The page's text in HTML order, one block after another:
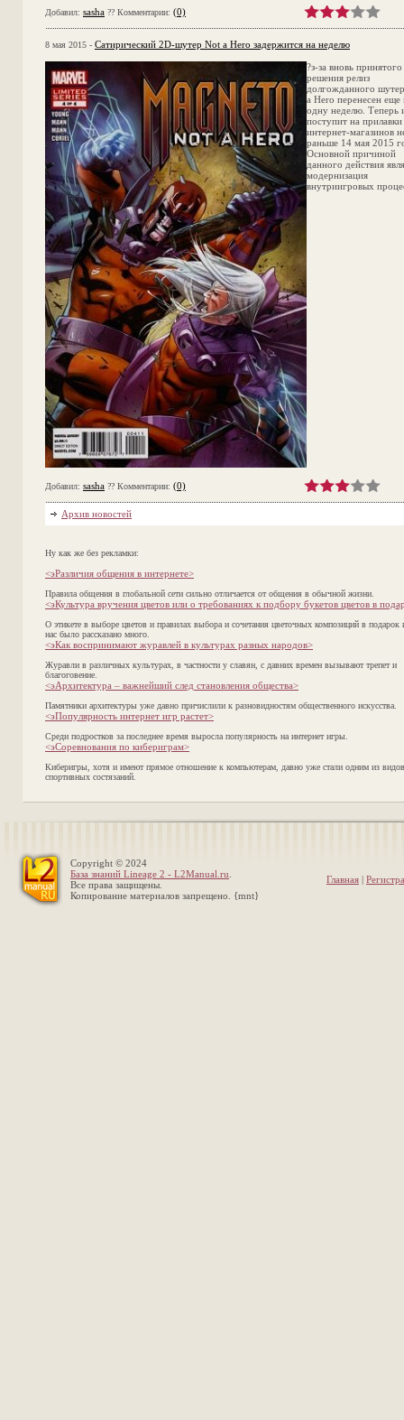
Добавил: sasha ?? Комментарии: (0)
8 мая 2015 - Сатирический 2D-шутер Not a Hero задержится на неделю
?з-за вновь принятого
решения релиз
долгожданного
a Hero перенесен еще
одну неделю. Теперь
поступит на прилавки
интернет-магазинов
раньше 14 мая 2015
Основной причиной
данного действия
модернизация
внутриигровых
Добавил: sasha ?? Комментарии: (0)
Архив новостей
Ну как же без рекламки:
<эРазличия общения в интернете>
Правила общения в глобальной сети сильно отличается от общения в обычной жизни.
<эКультура вручения цветов или о требованиях к подбору букетов цветов в
О этикете в выборе цветов и правилах выбора и сочетания цветочных композиций в подарок
нас было рассказано много.
<эКак воспринимают журавлей в культурах разных народов>
Журавли в различных культурах, в частности у славян, с давних времен вызывают трепет и
благоговение.
<эАрхитектура – важнейший след становления общества>
Памятники архитектуры уже давно причислили к разновидностям общественного искусства.
<эПопулярность интернет игр растет>
Среди подростков за последнее время выросла популярность на интернет игры.
<эСоревнования по кибериграм>
Киберигры, хотя и имеют прямое отношение к компьютерам, давно уже стали одним из видов
спортивных состязаний.
Copyright © 2024
База знаний Lineage 2 - L2Manual.ru
Все права защищены.
Копирование материалов запрещено. {mnt}
Главная |